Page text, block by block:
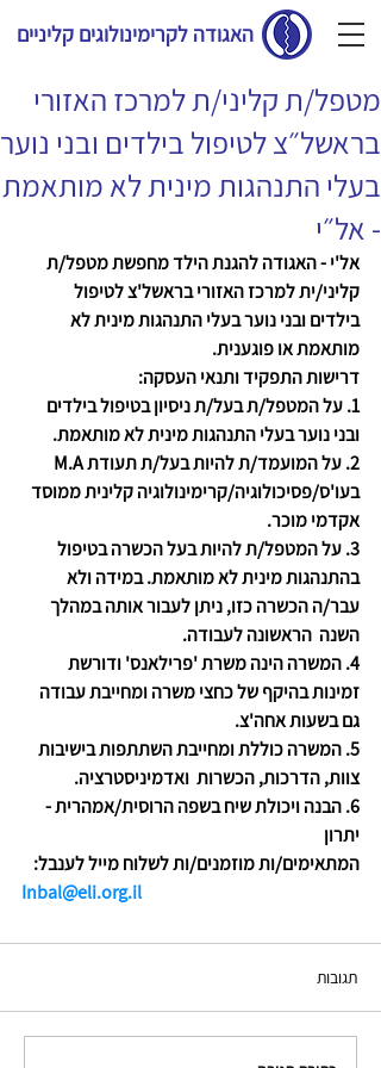
האגודה לקרימינולוגים קליניים
מטפל/ת קליני/ת למרכז האזורי
בראשל״צ לטיפול בילדים ובני נוער
בעלי התנהגות מינית לא מותאמת
- אל״י
אל'י - האגודה להגנת הילד מחפשת מטפל/ת
קליני/ית למרכז האזורי בראשל'צ לטיפול
בילדים ובני נוער בעלי התנהגות מינית לא
מותאמת או פוגענית.
דרישות התפקיד ותנאי העסקה:
1. על המטפל/ת בעל/ת ניסיון בטיפול בילדים
ובני נוער בעלי התנהגות מינית לא מותאמת.
בעו'ס/פסיכולוגיה/קרימינולוגיה קלינית ממוסד
אקדמי מוכר.
3. על המטפל/ת להיות בעל הכשרה בטיפול
בהתנהגות מינית לא מותאמת. במידה ולא
עבר/ה הכשרה כזו, ניתן לעבור אותה במהלך
השנה  הראשונה לעבודה.
4. המשרה הינה משרת 'פרילאנס' ודורשת
זמינות בהיקף של כחצי משרה ומחייבת עבודה
גם בשעות אחה'צ.
5. המשרה כוללת ומחייבת השתתפות בישיבות
צוות, הדרכות, הכשרות  ואדמיניסטרציה.
6. הבנה ויכולת שיח בשפה הרוסית/אמהרית -
יתרון
המתאימים/ות מוזמנים/ות לשלוח מייל לענבל:
Inbal@eli.org.il
תגובות